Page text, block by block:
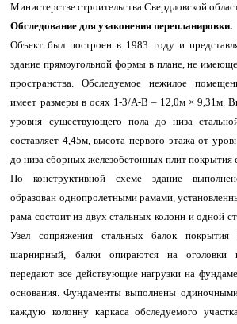
Министерстве строительства Свердловской
Обследование для узаконения перепланировки.
Объект был построен в 1983 году и
здание прямоугольной формы в плане, не
пространства. Обследуемое нежилое
имеет размеры в осях 1-3/А-В – 12,0м × 9,31м.
уровня существующего пола до низа
составляет 4,45м, высота первого этажа от
до низа сборных железобетонных плит покрытия
По конструктивной схеме здание
образован однопролетными рамами,
рама состоит из двух стальных колонн и одной
Узел сопряжения стальных балок
шарнирный, балки опираются на оголовки
передают все действующие нагрузки на
основания. Фундаменты выполнены
каждую колонну каркаса обследуемого